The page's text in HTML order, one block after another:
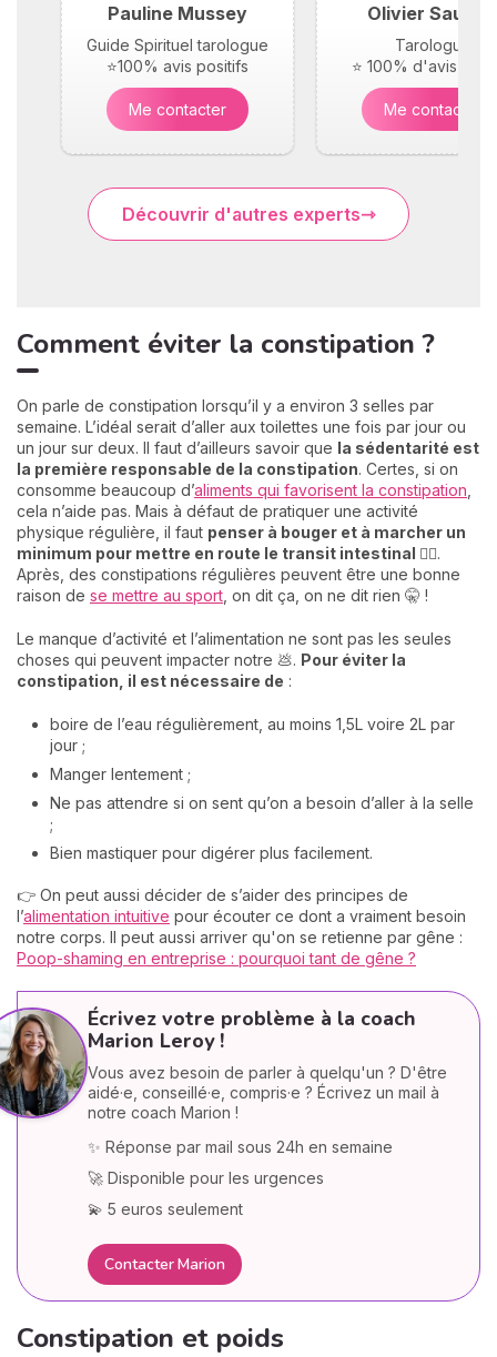
Pauline Mussey
Guide Spirituel tarologue
⭐100% avis positifs
Me contacter
Olivier Saunier
Tarologue
⭐ 100% d'avis
Me contacter
Découvrir d'autres experts
Comment éviter la constipation ?
On parle de constipation lorsqu’il y a environ 3 selles par
semaine. L’idéal serait d’aller aux toilettes une fois par jour ou
un jour sur deux. Il faut d’ailleurs savoir que la sédentarité est
la première responsable de la constipation. Certes, si on
consomme beaucoup d’aliments qui favorisent la constipation,
cela n’aide pas. Mais à défaut de pratiquer une activité
physique régulière, il faut penser à bouger et à marcher un
minimum pour mettre en route le transit intestinal 🚶‍♀️.
Après, des constipations régulières peuvent être une bonne
raison de se mettre au sport, on dit ça, on ne dit rien 🤫 !
Le manque d’activité et l’alimentation ne sont pas les seules
choses qui peuvent impacter notre 💩. Pour éviter la
constipation, il est nécessaire de :
boire de l’eau régulièrement, au moins 1,5L voire 2L par
jour ;
Manger lentement ;
Ne pas attendre si on sent qu’on a besoin d’aller à la selle
;
Bien mastiquer pour digérer plus facilement.
👉 On peut aussi décider de s’aider des principes de
l’alimentation intuitive pour écouter ce dont a vraiment besoin
notre corps. Il peut aussi arriver qu'on se retienne par gêne :
Poop-shaming en entreprise : pourquoi tant de gêne ?
Écrivez votre problème à la coach
Marion Leroy !
Vous avez besoin de parler à quelqu'un ? D'être
aidé·e, conseillé·e, compris·e ? Écrivez un mail à
notre coach Marion !
✨ Réponse par mail sous 24h en semaine
🚀 Disponible pour les urgences
💫 5 euros seulement
Contacter Marion
Constipation et poids